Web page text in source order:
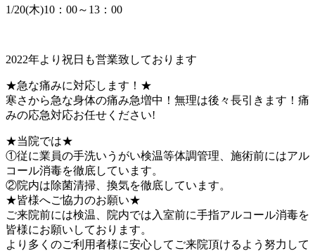
1/20(木)10：00～13：00
2022年より祝日も営業致しております
★急な痛みに対応します！★
寒さから急な身体の痛み急増中！無理は後々長引きます！痛
みの応急対応お任せください!
★当院では★
①従に業員の手洗いうがい検温等体調管理、施術前にはアル
コール消毒を徹底しています。
②院内は除菌清掃、換気を徹底しています。
★皆様へご協力のお願い★
ご来院前には検温、院内では入室前に手指アルコール消毒を
皆様にお願いしております。
より多くのご利用者様に安心してご来院頂けるよう努力して